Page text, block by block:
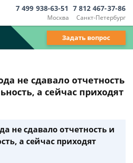
Москва
7 499 938-63-51
Санкт-Петербург
7 812 467-37-86
Задать вопрос
не сдавало отчетность
а сейчас приходят
не сдавало отчетность и
а сейчас приходят